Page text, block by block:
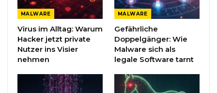
MALWARE
Virus im Alltag: Warum
Hacker jetzt private
Nutzer ins Visier
nehmen
MALWARE
Gefährliche
Doppelgänger: Wie
Malware sich als
legale Software tarnt